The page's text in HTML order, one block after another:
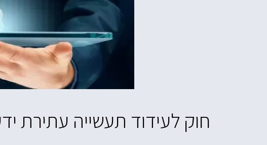
חוק לעידוד תעשייה עתירת